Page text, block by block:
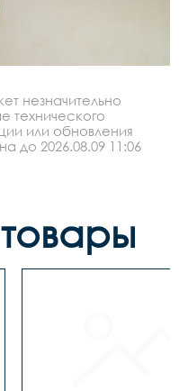
незначительно
технического
или обновления
до 2026.08.09 11:06